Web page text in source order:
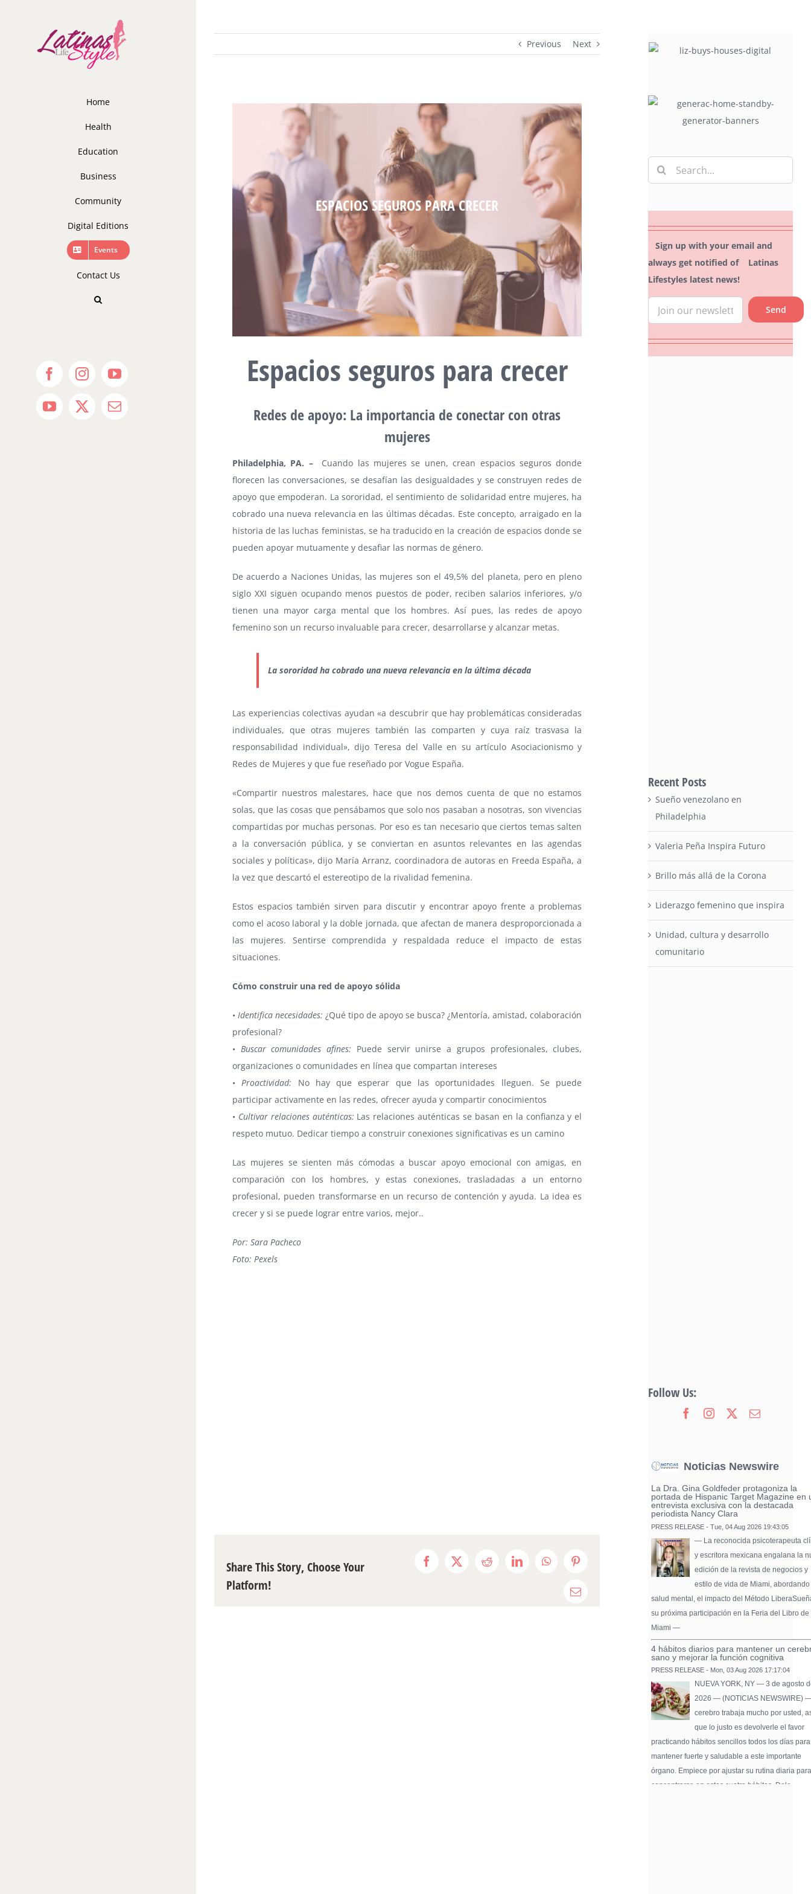
Home
Health
Education
Business
Community
Digital Editions
Events
Contact Us
FacebookInstagramYouTube
YouTube
X Email
Previous Next
ESPACIOS SEGUROS PARA CRECER
Espacios seguros para crecer
Redes de apoyo: La importancia de conectar con otras
mujeres
Philadelphia, PA. – Cuando las mujeres se unen, crean espacios seguros donde
florecen las conversaciones, se desafían las desigualdades y se construyen redes de
apoyo que empoderan. La sororidad, el sentimiento de solidaridad entre mujeres, ha
cobrado una nueva relevancia en las últimas décadas. Este concepto, arraigado en la
historia de las luchas feministas, se ha traducido en la creación de espacios donde se
pueden apoyar mutuamente y desafiar las normas de género.
De acuerdo a Naciones Unidas, las mujeres son el 49,5% del planeta, pero en pleno
siglo XXI siguen ocupando menos puestos de poder, reciben salarios inferiores, y/o
tienen una mayor carga mental que los hombres. Así pues, las redes de apoyo
femenino son un recurso invaluable para crecer, desarrollarse y alcanzar metas.
La sororidad ha cobrado una nueva relevancia en la última década
Las experiencias colectivas ayudan «a descubrir que hay problemáticas consideradas
individuales, que otras mujeres también las comparten y cuya raíz trasvasa la
responsabilidad individual», dijo Teresa del Valle en su artículo Asociacionismo y
Redes de Mujeres y que fue reseñado por Vogue España.
«Compartir nuestros malestares, hace que nos demos cuenta de que no estamos
solas, que las cosas que pensábamos que solo nos pasaban a nosotras, son vivencias
compartidas por muchas personas. Por eso es tan necesario que ciertos temas salten
a la conversación pública, y se conviertan en asuntos relevantes en las agendas
sociales y políticas», dijo María Arranz, coordinadora de autoras en Freeda España, a
la vez que descartó el estereotipo de la rivalidad femenina.
Estos espacios también sirven para discutir y encontrar apoyo frente a problemas
como el acoso laboral y la doble jornada, que afectan de manera desproporcionada a
las mujeres. Sentirse comprendida y respaldada reduce el impacto de estas
situaciones.
Cómo construir una red de apoyo sólida
•Identifica necesidades: ¿Qué tipo de apoyo se busca? ¿Mentoría, amistad, colaboración
profesional?
• Buscar comunidades afines: Puede servir unirse a grupos profesionales, clubes,
organizaciones o comunidades en línea que compartan intereses
•Proactividad: No hay que esperar que las oportunidades lleguen. Se puede
participar activamente en las redes, ofrecer ayuda y compartir conocimientos
• Cultivar relaciones auténticas: Las relaciones auténticas se basan en la confianza y el
respeto mutuo. Dedicar tiempo a construir conexiones significativas es un camino
Las mujeres se sienten más cómodas a buscar apoyo emocional con amigas, en
comparación con los hombres, y estas conexiones, trasladadas a un entorno
profesional, pueden transformarse en un recurso de contención y ayuda. La idea es
crecer y si se puede lograr entre varios, mejor..
Por: Sara Pacheco
Foto: Pexels
Share This Story, Choose Your
Platform!
Facebook
X Reddit LinkedInWhatsAppPinterest
Email
Search
for:
Sign up with your email and
always get notified of Latinas
Lifestyles latest news!
Recent Posts
Sueño venezolano en
Philadelphia
Valeria Peña Inspira Futuro
Brillo más allá de la Corona
Liderazgo femenino que inspira
Unidad, cultura y desarrollo
comunitario
Follow Us:
Noticias Newswire
La Dra. Gina Goldfeder protagoniza la
portada de Hispanic Target Magazine en
entrevista exclusiva con la destacada
periodista Nancy Clara
PRESS RELEASE - Tue, 04 Aug 2026 19:43:05
— La reconocida psicoterapeuta
y escritora mexicana engalana la
edición de la revista de negocios y
estilo de vida de Miami,
salud mental, el impacto del Método
su próxima participación en la Feria del Libro de
Miami —
4 hábitos diarios para mantener un
sano y mejorar la función cognitiva
PRESS RELEASE - Mon, 03 Aug 2026 17:17:04
NUEVA YORK, NY — 3 de agosto
2026 — (NOTICIAS NEWSWIRE)
cerebro trabaja mucho por usted,
que lo justo es devolverle el favor
practicando hábitos sencillos todos los días para
mantener fuerte y saludable a este importante
órgano. Empiece por ajustar su rutina diaria
concentrarse en estos cuatro hábitos. Dele …